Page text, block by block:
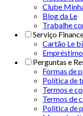
Clube
Blog da Le
Trabalhe
Serviço
Cartão Le
Perguntas e
Formas de
Política de
Termos e
Termos de
Politica de